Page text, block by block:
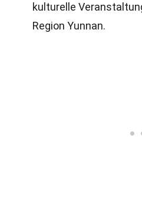
kulturelle
Region Yunnan.